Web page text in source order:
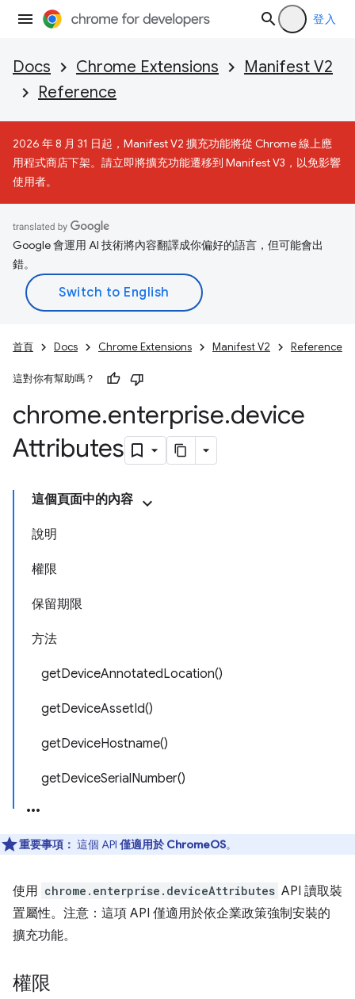
登入
Docs Chrome Extensions
Manifest V2
Reference
2026 年 8 月 31 日起，Manifest V2 擴充功能將從 Chrome 線上應
用程式商店下架。請立即將擴充功能遷移到 Manifest V3，以免影響
使用者。
Google 會運用 AI 技術將內容翻譯成你偏好的語言，但可能會出
錯。
首頁 Docs Chrome Extensions Manifest V2 Reference
這對你有幫助嗎？
chrome.enterprise.device
Attributes
這個頁面中的內容
說明
權限
保留期限
方法
getDeviceAnnotatedLocation()
getDeviceAssetId()
getDeviceHostname()
getDeviceSerialNumber()
重要事項： 這個 API 僅適用於 ChromeOS。
使用 chrome.enterprise.deviceAttributes API 讀取裝
置屬性。注意：這項 API 僅適用於依企業政策強制安裝的
擴充功能。
權限